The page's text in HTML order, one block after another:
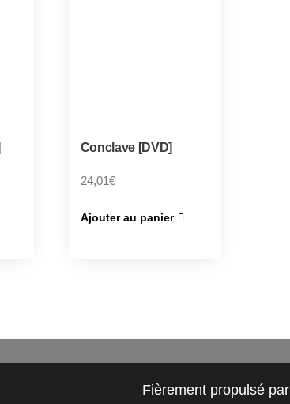
Conclave [DVD]
24,01€
Ajouter au panier
Fièrement propulsé par